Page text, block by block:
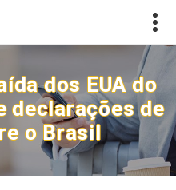
dos EUA do
declarações de
o Brasil